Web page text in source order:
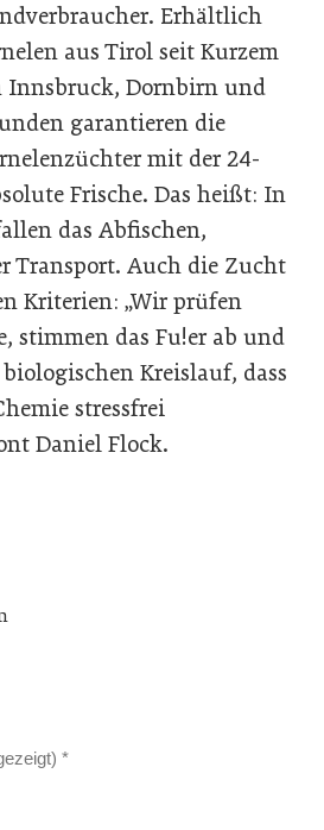
Erhältlich
aus Tirol seit Kurzem
Innsbruck, Dornbirn und
garantieren die
mit der 24-
Frische. Das heißt: In
das Abfischen,
Transport. Auch die Zucht
Kriterien: „Wir prüfen
stimmen das Fu!er ab und
Kreislauf, dass
stressfrei
Daniel Flock.